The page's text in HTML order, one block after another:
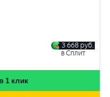
3 668 руб.
в Сплит
1 клик